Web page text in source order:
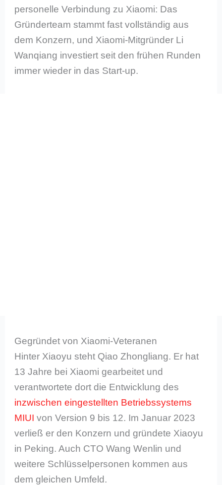
personelle Verbindung zu Xiaomi: Das
Gründerteam stammt fast vollständig aus
dem Konzern, und Xiaomi-Mitgründer Li
Wanqiang investiert seit den frühen Runden
immer wieder in das Start-up.
Gegründet von Xiaomi-Veteranen
Hinter Xiaoyu steht Qiao Zhongliang. Er hat
13 Jahre bei Xiaomi gearbeitet und
verantwortete dort die Entwicklung des
inzwischen eingestellten Betriebssystems
MIUI von Version 9 bis 12. Im Januar 2023
verließ er den Konzern und gründete Xiaoyu
in Peking. Auch CTO Wang Wenlin und
weitere Schlüsselpersonen kommen aus
dem gleichen Umfeld.